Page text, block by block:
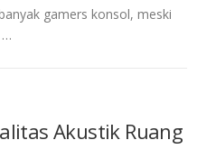
gamers konsol, meski
…
Akustik Ruang